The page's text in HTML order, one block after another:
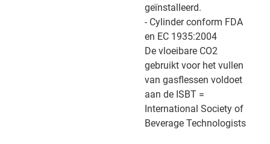
geïnstalleerd.
- Cylinder conform FDA
en EC 1935:2004
De vloeibare CO2
gebruikt voor het vullen
van gasflessen voldoet
aan de ISBT =
International Society of
Beverage Technologists